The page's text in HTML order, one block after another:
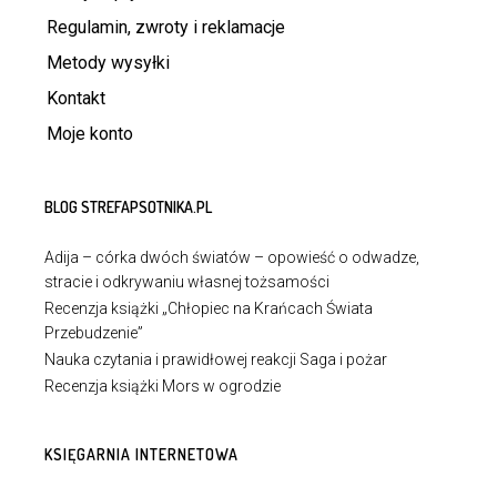
Regulamin, zwroty i reklamacje
Metody wysyłki
Kontakt
Moje konto
BLOG STREFAPSOTNIKA.PL
Adija – córka dwóch światów – opowieść o odwadze,
stracie i odkrywaniu własnej tożsamości
Recenzja książki „Chłopiec na Krańcach Świata
Przebudzenie”
Nauka czytania i prawidłowej reakcji Saga i pożar
Recenzja książki Mors w ogrodzie
KSIĘGARNIA INTERNETOWA